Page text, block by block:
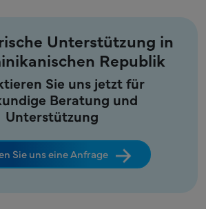
Unterstützung in
Republik
Sie uns jetzt für
Beratung und
Unterstützung
Sie uns eine Anfrage